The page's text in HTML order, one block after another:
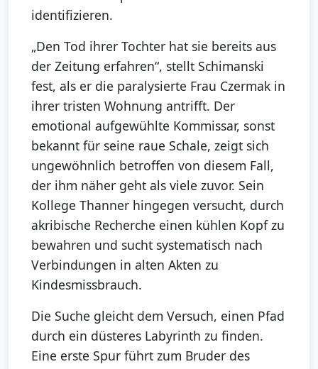
identifizieren.
„Den Tod ihrer Tochter hat sie bereits aus
der Zeitung erfahren“, stellt Schimanski
fest, als er die paralysierte Frau Czermak in
ihrer tristen Wohnung antrifft. Der
emotional aufgewühlte Kommissar, sonst
bekannt für seine raue Schale, zeigt sich
ungewöhnlich betroffen von diesem Fall,
der ihm näher geht als viele zuvor. Sein
Kollege Thanner hingegen versucht, durch
akribische Recherche einen kühlen Kopf zu
bewahren und sucht systematisch nach
Verbindungen in alten Akten zu
Kindesmissbrauch.
Die Suche gleicht dem Versuch, einen Pfad
durch ein düsteres Labyrinth zu finden.
Eine erste Spur führt zum Bruder des